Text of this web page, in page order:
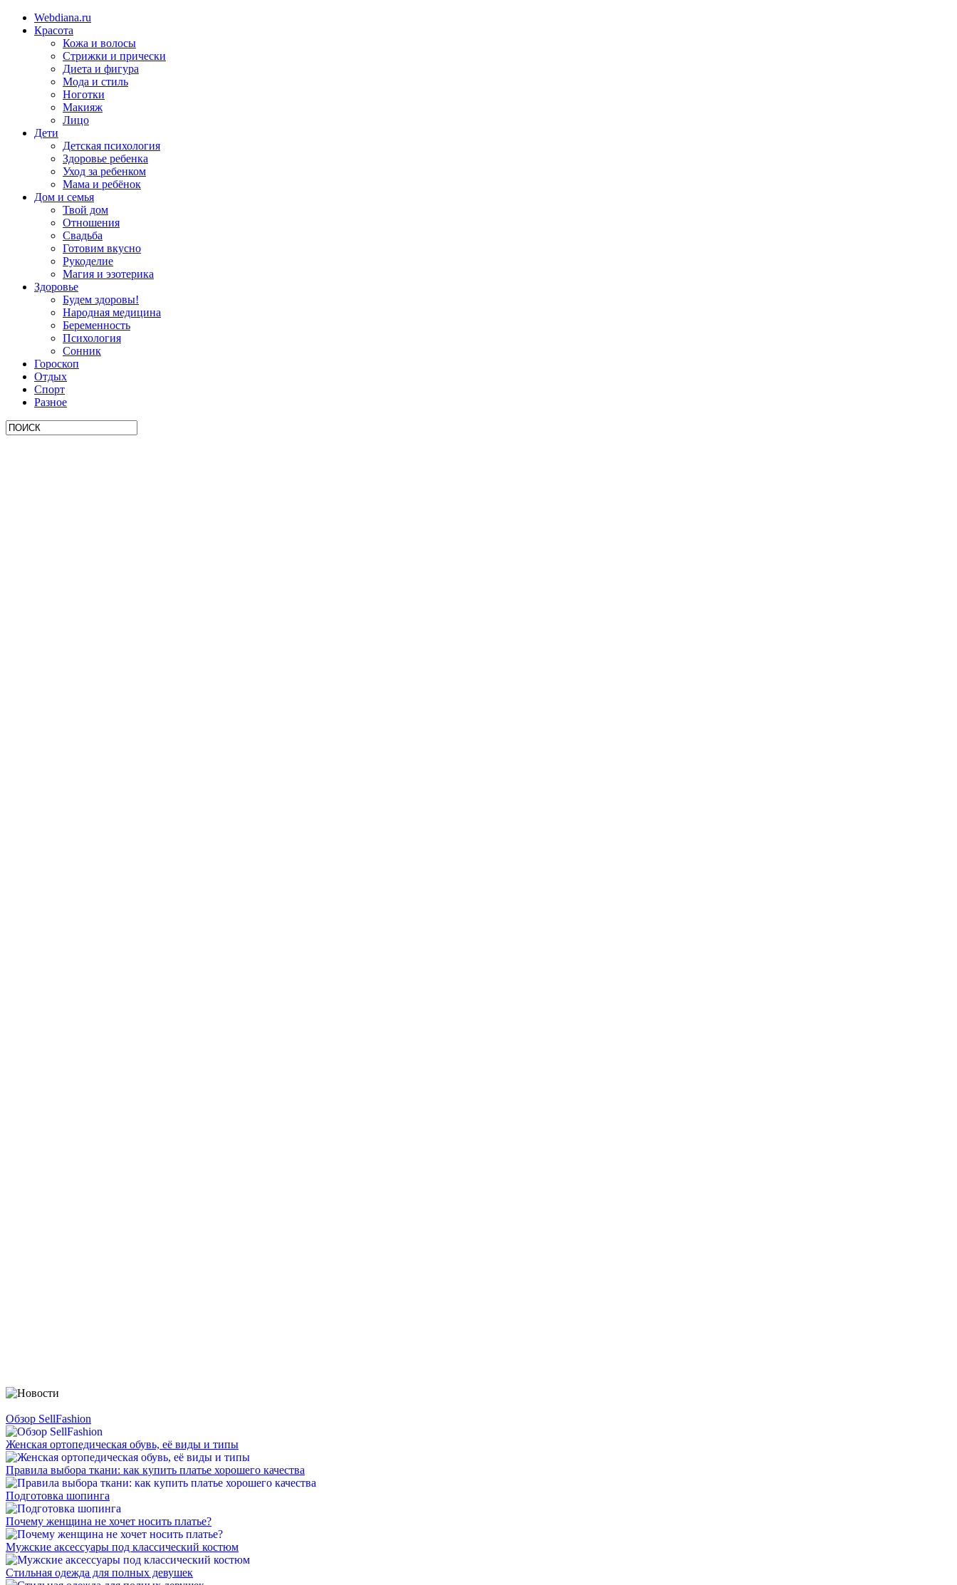
Webdiana.ru
Красота
Кожа и волосы
Стрижки и прически
Диета и фигура
Мода и стиль
Ноготки
Макияж
Лицо
Дети
Детская психология
Здоровье ребенка
Уход за ребенком
Мама и ребёнок
Дом и семья
Твой дом
Отношения
Свадьба
Готовим вкусно
Рукоделие
Магия и эзотерика
Здоровье
Будем здоровы!
Народная медицина
Беременность
Психология
Сонник
Гороскоп
Отдых
Спорт
Разное
Обзор SellFashion
Женская ортопедическая обувь, её виды и типы
Правила выбора ткани: как купить платье хорошего качества
Подготовка шопинга
Почему женщина не хочет носить платье?
Мужские аксессуары под классический костюм
Стильная одежда для полных девушек